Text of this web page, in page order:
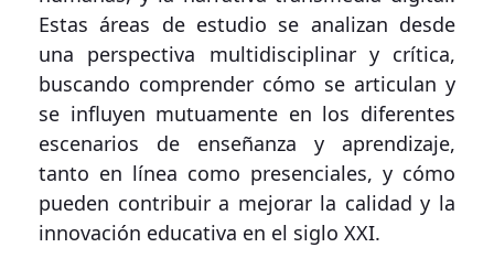
Estas áreas de estudio se analizan desde
una perspectiva multidisciplinar y crítica,
buscando comprender cómo se articulan y
se influyen mutuamente en los diferentes
escenarios de enseñanza y aprendizaje,
tanto en línea como presenciales, y cómo
pueden contribuir a mejorar la calidad y la
innovación educativa en el siglo XXI.